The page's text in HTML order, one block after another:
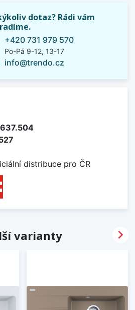
dotaz? Rádi vám
+420 731 979 570
Po-Pá 9-12, 13-17
info@trendo.cz
distribuce pro ČR
varianty 